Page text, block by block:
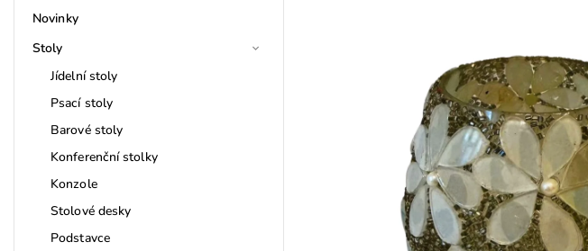
Novinky
Stoly
Jídelní stoly
Psací stoly
Barové stoly
Konferenční stolky
Konzole
Stolové desky
Podstavce